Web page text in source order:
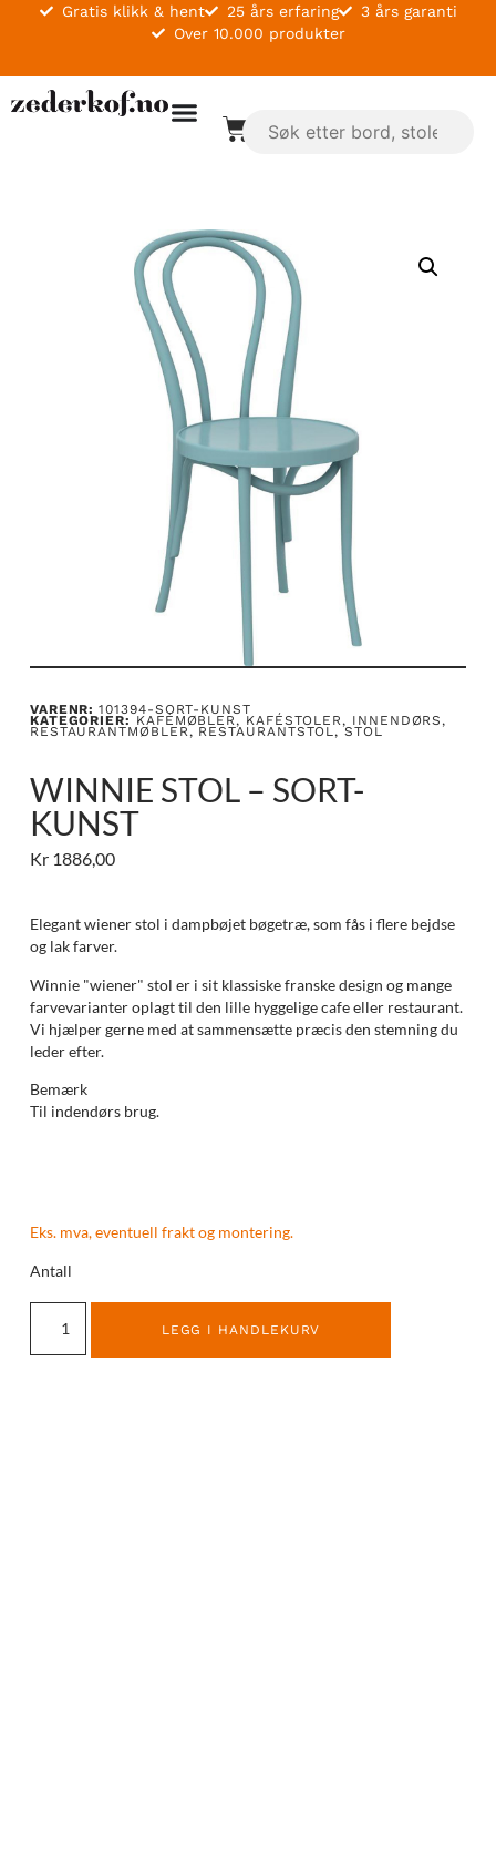
Gratis klikk & hent 25 års erfaring
3 års garanti
Over 10.000 produkter
VARENR:101394-SORT-KUNST
KATEGORIER: KAFÉMØBLER, KAFÉSTOLER, INNENDØRS,
RESTAURANTMØBLER, RESTAURANTSTOL,STOL
WINNIE STOL – SORT-
KUNST
Kr1886,00
Elegant wiener stol i dampbøjet bøgetræ, som fås i flere bejdse
og lak farver.
Winnie "wiener" stol er i sit klassiske franske design og mange
farvevarianter oplagt til den lille hyggelige cafe eller restaurant.
Vi hjælper gerne med at sammensætte præcis den stemning du
leder efter.
Bemærk
Til indendørs brug.
Eks. mva, eventuell frakt og montering.
Antall
LEGG I HANDLEKURV